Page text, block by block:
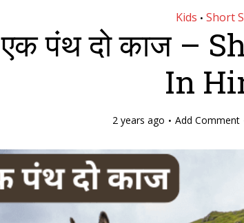
Kids • Short
एक पंथ दो काज –
In
2 years ago Add Comment